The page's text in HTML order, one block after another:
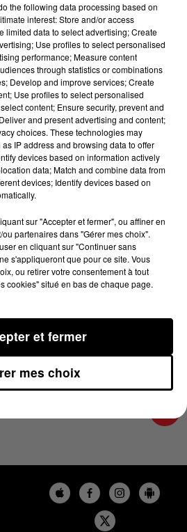
14 sec)
du 13/05/2026 à 10h36
sec
TARN DU 13/05/2026 À
TARN
the following data processing based on
interest: Store and/or access
limited data to select advertising; Create
Use profiles to select personalised
performance; Measure content
through statistics or combinations
Develop and improve services; Create
Use profiles to select personalised
content; Ensure security, prevent and
and present advertising and content;
choices. These technologies may
IP address and browsing data to offer
devices based on information actively
data; Match and combine data from
devices; Identify devices based on
sur "Accepter et fermer", ou affiner en
partenaires dans "Gérer mes choix".
en cliquant sur "Continuer sans
s'appliqueront que pour ce site. Vous
ou retirer votre consentement à tout
cookies" situé en bas de chaque page.
mes choix
et fermer